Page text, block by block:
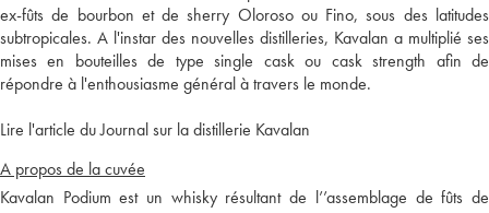
ex-fûts de bourbon et de sherry Oloroso ou Fino, sous des latitudes
subtropicales. A l'instar des nouvelles distilleries, Kavalan a multiplié ses
mises en bouteilles de type single cask ou cask strength afin de
répondre à l'enthousiasme général à travers le monde.
Lire l'article du Journal sur la distillerie Kavalan
A propos de la cuvée
Kavalan Podium est un whisky résultant de l’’assemblage de fûts de